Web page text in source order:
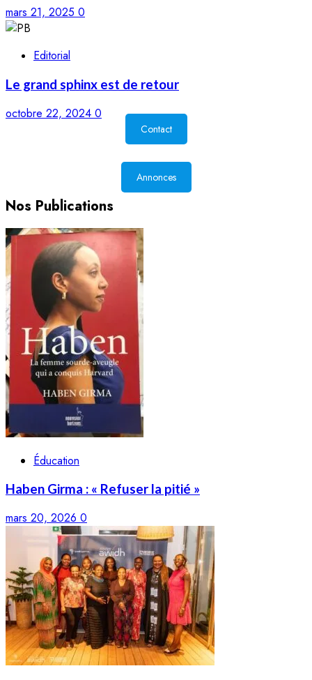
mars 21, 2025 0
Editorial
Le grand sphinx est de retour
octobre 22, 2024 0
Contact
Annonces
Nos Publications
Éducation
Haben Girma : « Refuser la pitié »
mars 20, 2026 0